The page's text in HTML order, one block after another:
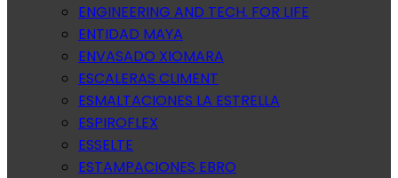
ENGINEERING AND TECH. FOR LIFE
ENTIDAD MAYA
ENVASADO XIOMARA
ESCALERAS CLIMENT
ESMALTACIONES LA ESTRELLA
ESPIROFLEX
ESSELTE
ESTAMPACIONES EBRO